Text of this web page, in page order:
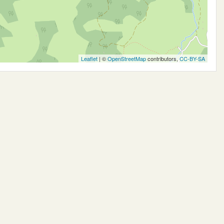
Leaflet| ©OpenStreetMapcontributors,CC-BY-SA